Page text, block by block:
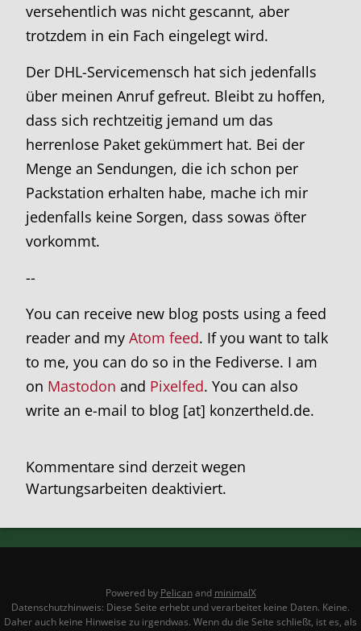
versehentlich was nicht gescannt, aber
trotzdem in ein Fach eingelegt wird.
Der DHL-Servicemensch hat sich jedenfalls
über meinen Anruf gefreut. Bleibt zu hoffen,
dass sich rechtzeitig jemand um das
herrenlose Paket gekümmert hat. Bei der
Menge an Sendungen, die ich schon per
Packstation erhalten habe, mache ich mir
jedenfalls keine Sorgen, dass sowas öfter
vorkommt.
--
You can receive new blog posts using a feed
reader and my Atom feed. If you want to talk
to me, you can do so in the Fediverse. I am
on Mastodon and Pixelfed. You can also
write an e-mail to blog [at] konzertheld.de.
Kommentare sind derzeit wegen
Wartungsarbeiten deaktiviert.
Powered by Pelicanand minimalX
Datenschutzhinweis: Diese Seite erhebt und verarbeitet keine Daten. Keine.
Daher auch keine Hinweise zu irgendwas. Wenn du die Seite schließt, ist es, als